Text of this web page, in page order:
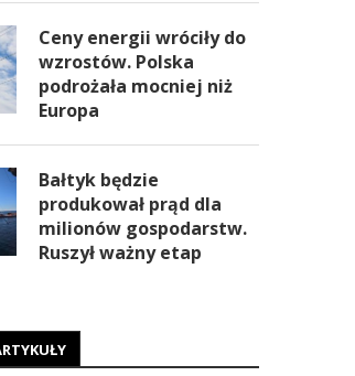
Ceny energii wróciły do
wzrostów. Polska
podrożała mocniej niż
Europa
Bałtyk będzie
produkował prąd dla
milionów gospodarstw.
Ruszył ważny etap